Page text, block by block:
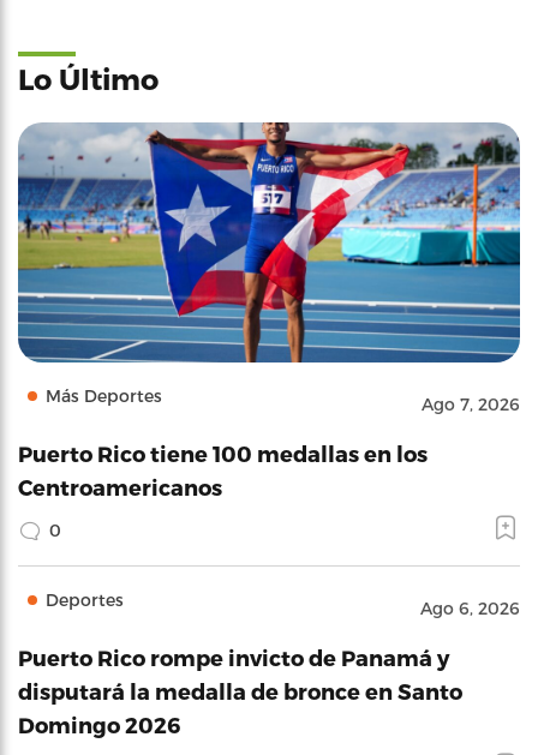
Lo Último
Más Deportes Ago 7, 2026
Puerto Rico tiene 100 medallas en los
Centroamericanos
0
Deportes Ago 6, 2026
Puerto Rico rompe invicto de Panamá y
disputará la medalla de bronce en Santo
Domingo 2026